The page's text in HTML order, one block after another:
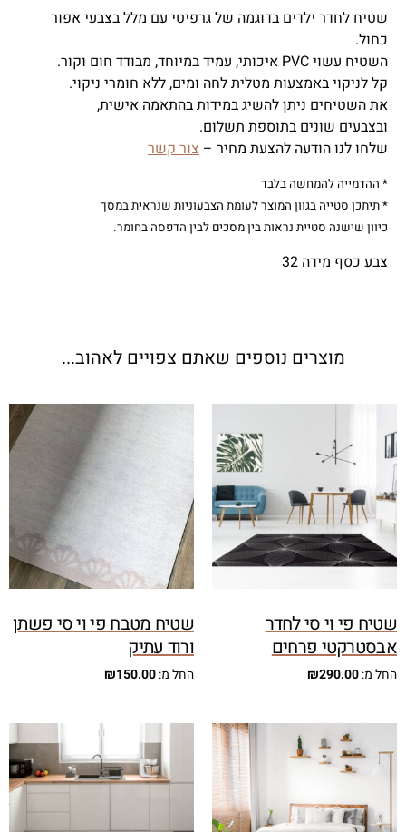
שטיח לחדר ילדים בדוגמה של גרפיטי עם מלל בצבעי אפור
כחול.
השטיח עשוי PVC איכותי, עמיד במיוחד, מבודד חום וקור.
קל לניקוי באמצעות מטלית לחה ומים, ללא חומרי ניקוי.
את השטיחים ניתן להשיג במידות בהתאמה אישית,
ובצבעים שונים בתוספת תשלום.
שלחו לנו הודעה להצעת מחיר – צור קשר
* ההדמייה להמחשה בלבד
* תיתכן סטייה בגוון המוצר לעומת הצבעוניות שנראית במסך
כיוון שישנה סטיית נראות בין מסכים לבין הדפסה בחומר.
צבע כסף מידה 32
מוצרים נוספים שאתם צפויים לאהוב...
שטיח פי וי סי לחדר
אבסטרקטי פרחים
החל מ: ₪290.00
שטיח מטבח פי וי סי פשתן
ורוד עתיק
החל מ: ₪150.00